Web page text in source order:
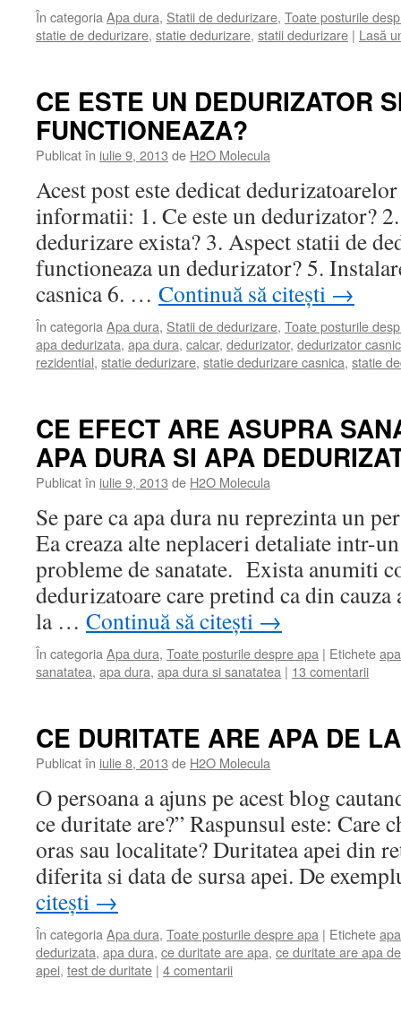
În categoria Apa dura, Statii de dedurizare, Toate posturile
statie de dedurizare, statie dedurizare, statii dedurizare | Lasă
CE ESTE UN DEDURIZATOR
FUNCTIONEAZA?
Publicat în iulie 9, 2013 de H2O Molecula
Acest post este dedicat
informatii: 1. Ce este un dedurizator?
dedurizare exista? 3. Aspect statii de
functioneaza un dedurizator? 5.
casnica 6. … Continuă să citești →
În categoria Apa dura, Statii de dedurizare, Toate posturile
apa dedurizata, apa dura, calcar, dedurizator, dedurizator casnic
rezidential, statie dedurizare, statie dedurizare casnica, statie
CE EFECT ARE ASUPRA
APA DURA SI APA
Publicat în iulie 9, 2013 de H2O Molecula
Se pare ca apa dura nu reprezinta un
Ea creaza alte neplaceri detaliate intr-
probleme de sanatate. Exista anumiti
dedurizatoare care pretind ca din cauza
la … Continuă să citești →
În categoria Apa dura, Toate posturile despre apa | Etichete
sanatatea, apa dura, apa dura si sanatatea | 13 comentarii
CE DURITATE ARE APA DE
Publicat în iulie 8, 2013 de H2O Molecula
O persoana a ajuns pe acest blog
ce duritate are?” Raspunsul este: Care
oras sau localitate? Duritatea apei din
diferita si data de sursa apei. De
citești →
În categoria Apa dura, Toate posturile despre apa | Etichete
dedurizata, apa dura, ce duritate are apa, ce duritate are apa
apei, test de duritate | 4 comentarii